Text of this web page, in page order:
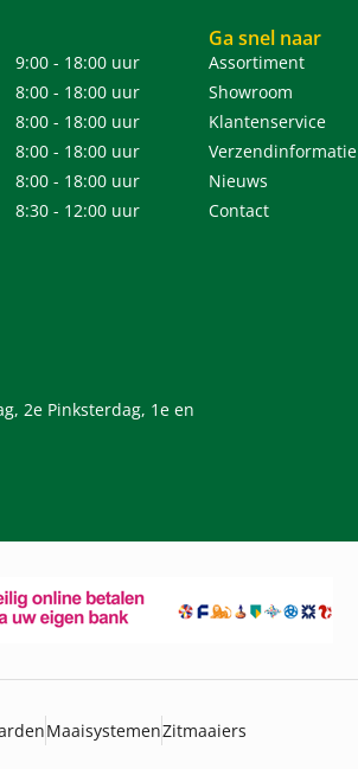
9:00 - 18:00 uur
8:00 - 18:00 uur
8:00 - 18:00 uur
8:00 - 18:00 uur
8:00 - 18:00 uur
8:30 - 12:00 uur
2e Pinksterdag, 1e en
Ga snel naar
Assortiment
Showroom
Klantenservice
Verzendinformatie
Nieuws
Contact
MaaisystemenZitmaaiers